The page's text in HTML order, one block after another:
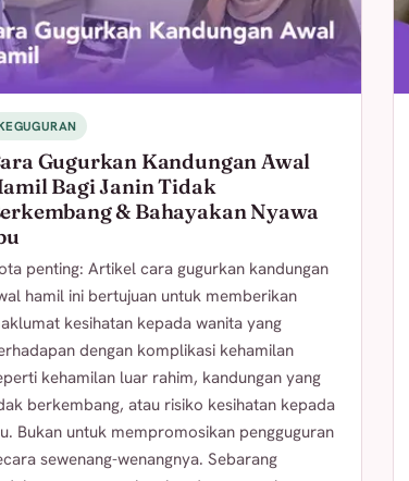
Gugurkan Kandungan Awal
Bagi Janin Tidak
& Bahayakan Nyawa
penting: Artikel cara gugurkan kandungan
hamil ini bertujuan untuk memberikan
kesihatan kepada wanita yang
dengan komplikasi kehamilan
kehamilan luar rahim, kandungan yang
berkembang, atau risiko kesihatan kepada
Bukan untuk mempromosikan pengguguran
sewenang-wenangnya. Sebarang